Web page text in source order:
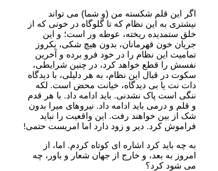
اگر این قلم شکسته من (و شما) می تواند
نیشتری به این نظام که تا گلوگاه در خونی که از
خلق ستمدیده ریخته، عوطه ور است؛ و این
جریان خون قهرمانان، بدون هیچ شکی، یکروز
تمامیت این نظام را در خود فرو برده و آخرین
نفسش را قطع خواهد کرد، در چنین شرایطی،
سکوت در قبال این نظام، به هر دلیلی، با دیدگاه
دات نت یا بی دیدگاه، خیانت محض است. لکه
ننگی است پاک نشدنی. باید ادامه داد. با هر قدم
و قلم و درمی باید ادامه داد. نیروهای میرا بدون
شک از بین خواهند رفت. این واقعیت را نباید
فراموش کرد. دیر و زود دارد اما امریست حتمی!
به چه باید کرد اشاره ای کوتاه کردم. اما، از
امروز به بعد، و خارج از جهان شعار و باور، چه
می شود کرد؟